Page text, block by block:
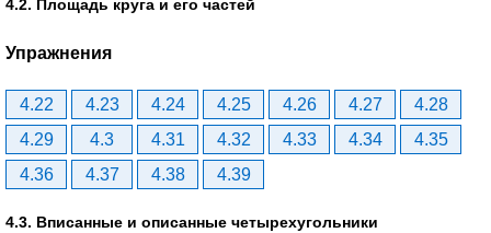
4.2. Площадь круга и его частей
Упражнения
4.22 4.23 4.24 4.25 4.26 4.27
4.28
4.29
4.3 4.31 4.32 4.33 4.34
4.35
4.36
4.37 4.38 4.39
4.3. Вписанные и описанные четырехугольники